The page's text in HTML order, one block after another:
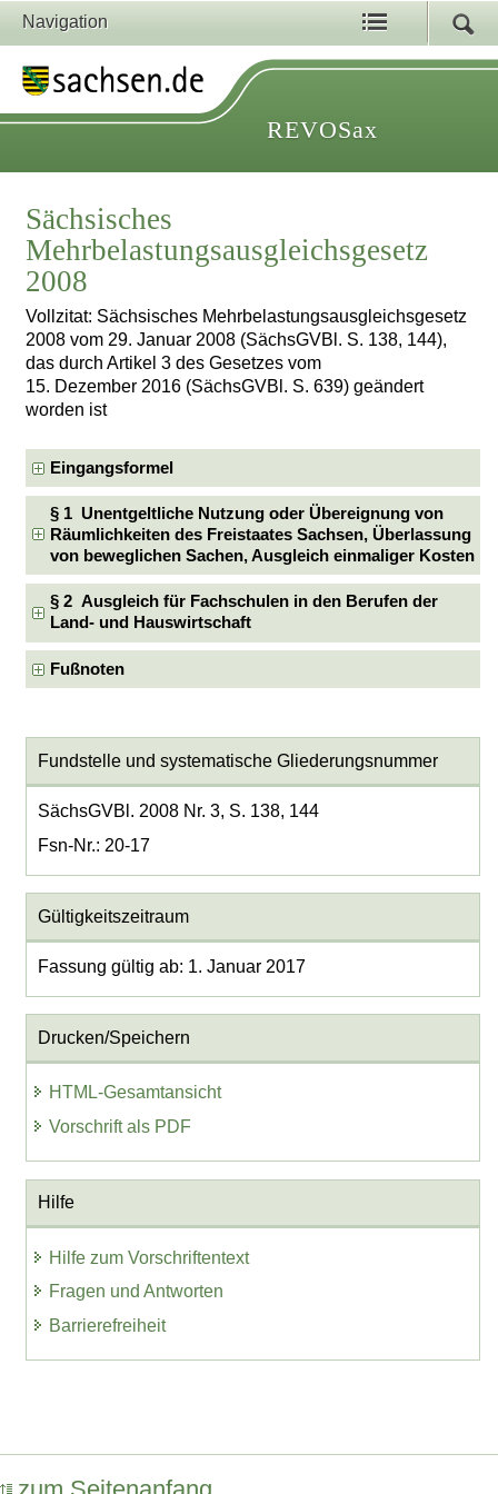
Navigation
REVOSax
Sächsisches
Mehrbelastungsausgleichsgesetz
2008
Vollzitat: Sächsisches Mehrbelastungsausgleichsgesetz
2008 vom 29. Januar 2008 (SächsGVBl. S. 138, 144),
das durch Artikel 3 des Gesetzes vom
15. Dezember 2016 (SächsGVBl. S. 639) geändert
worden ist
Eingangsformel
§ 1 Unentgeltliche Nutzung oder Übereignung von
Räumlichkeiten des Freistaates Sachsen, Überlassung
von beweglichen Sachen, Ausgleich einmaliger Kosten
§ 2 Ausgleich für Fachschulen in den Berufen der
Land- und Hauswirtschaft
Fußnoten
Fundstelle und systematische Gliederungsnummer
SächsGVBl. 2008 Nr. 3, S. 138, 144
Fsn-Nr.: 20-17
Gültigkeitszeitraum
Fassung gültig ab: 1. Januar 2017
Drucken/Speichern
HTML-Gesamtansicht
Vorschrift als PDF
Hilfe
Hilfe zum Vorschriftentext
Fragen und Antworten
Barrierefreiheit